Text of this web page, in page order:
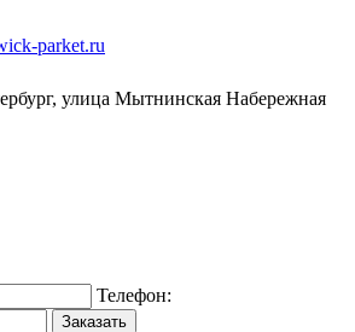
parket.ru
улица Мытнинская Набережная
Телефон:
Заказать